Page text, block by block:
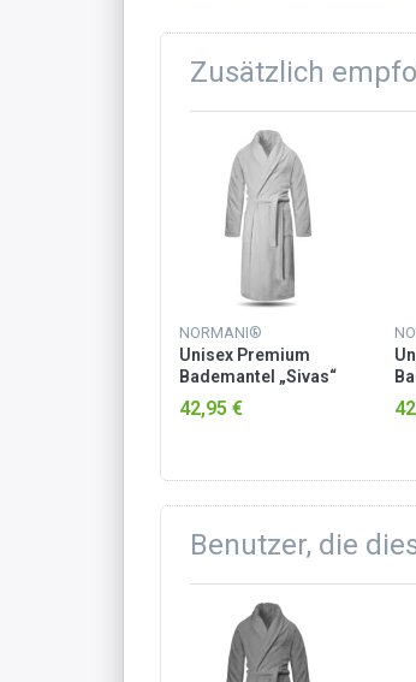
Zusätzlich
NORMANI®
Unisex Premium
Bademantel „Sivas“
aus Frottee - OEKO-
TEX® 100 Weiß
42,95 €
Benutzer, die